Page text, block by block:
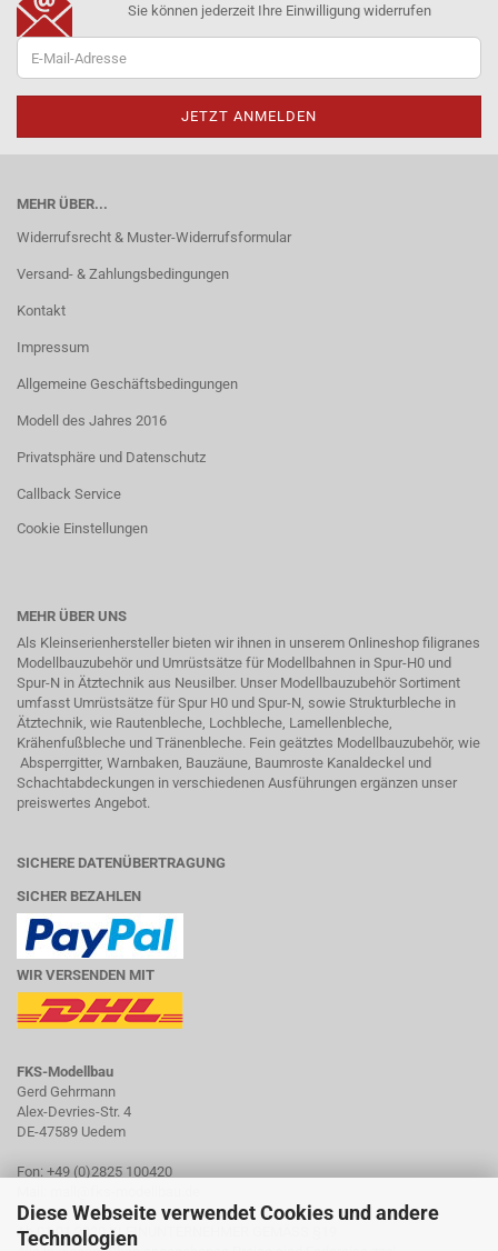
Diese Webseite verwendet Cookies und andere
Technologien
Sie können jederzeit Ihre Einwilligung widerrufen
MEHR ÜBER...
Widerrufsrecht & Muster-Widerrufsformular
Versand- & Zahlungsbedingungen
Kontakt
Impressum
Allgemeine Geschäftsbedingungen
Modell des Jahres 2016
Privatsphäre und Datenschutz
Callback Service
Cookie Einstellungen
MEHR ÜBER UNS
Als Kleinserienhersteller bieten wir ihnen in unserem Onlineshop filigranes
Modellbauzubehör und Umrüstsätze für Modellbahnen in Spur-H0 und
Spur-N in Ätztechnik aus Neusilber. Unser Modellbauzubehör Sortiment
umfasst Umrüstsätze für Spur H0 und Spur-N, sowie Strukturbleche in
Ätztechnik, wie Rautenbleche, Lochbleche, Lamellenbleche,
Krähenfußbleche und Tränenbleche. Fein geätztes Modellbauzubehör, wie
Absperrgitter, Warnbaken, Bauzäune, Baumroste Kanaldeckel und
Schachtabdeckungen in verschiedenen Ausführungen ergänzen unser
preiswertes Angebot.
SICHERE DATENÜBERTRAGUNG
SICHER BEZAHLEN
WIR VERSENDEN MIT
FKS-Modellbau
Gerd Gehrmann
Alex-Devries-Str. 4
DE-47589 Uedem
Fon: +49 (0)2825 100420
Ab 01.01.2020 KLEINUNTERNEHMER GEMÄSS §19